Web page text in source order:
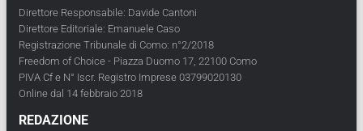
Direttore Responsabile: Davide Cantoni
Direttore Editoriale: Emanuele Caso
Registrazione Tribunale di Como: n°2/2018
Freedom of Choice - Piazza Duomo 17, 22100 Como
PIVA Cf e N° Iscr. Registro Imprese 03799020130
Online dal 14 febbraio 2018
REDAZIONE